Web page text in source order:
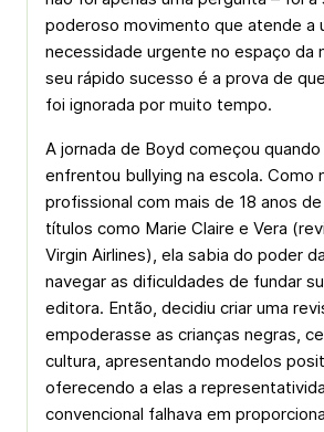
poderoso movimento que atende a
necessidade urgente no espaço da
seu rápido sucesso é a prova de
foi ignorada por muito tempo.
A jornada de Boyd começou quando
enfrentou bullying na escola. Como
profissional com mais de 18 anos
títulos como Marie Claire e Vera
Virgin Airlines), ela sabia do poder
navegar as dificuldades de fundar
editora. Então, decidiu criar uma
empoderasse as crianças negras,
cultura, apresentando modelos
oferecendo a elas a
convencional falhava em